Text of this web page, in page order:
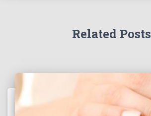
Related Posts